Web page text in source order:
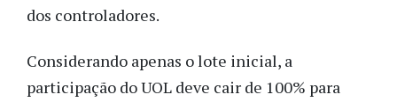
dos controladores.
Considerando apenas o lote inicial, a
participação do UOL deve cair de 100% para